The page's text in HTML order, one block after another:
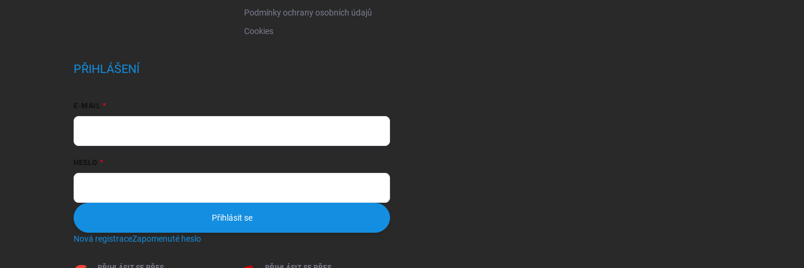
Podmínky ochrany osobních údajů
Cookies
PŘIHLÁŠENÍ
E-MAIL
HESLO
Přihlásit se
Nová registraceZapomenuté heslo